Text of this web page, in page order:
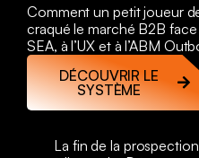
Comment un petit joueur
craqué le marché B2B
SEA, à l’UX et à l’ABM
DÉCOUVRIR LE
SYSTÈME
La fin de la prospection